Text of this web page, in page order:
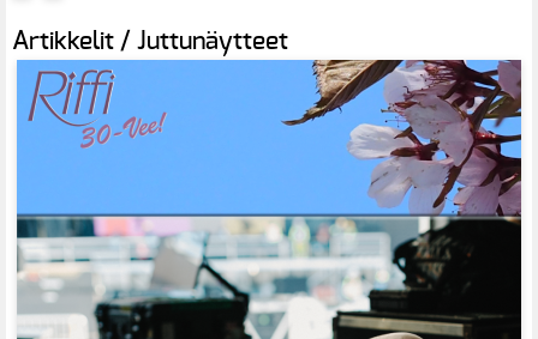
Artikkelit / Juttunäytteet